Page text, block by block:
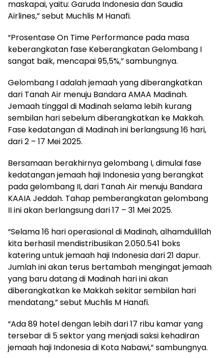
maskapai, yaitu: Garuda Indonesia dan Saudia
Airlines,” sebut Muchlis M Hanafi.
“Prosentase On Time Performance pada masa
keberangkatan fase Keberangkatan Gelombang I
sangat baik, mencapai 95,5%,” sambungnya.
Gelombang I adalah jemaah yang diberangkatkan
dari Tanah Air menuju Bandara AMAA Madinah.
Jemaah tinggal di Madinah selama lebih kurang
sembilan hari sebelum diberangkatkan ke Makkah.
Fase kedatangan di Madinah ini berlangsung 16 hari,
dari 2 – 17 Mei 2025.
Bersamaan berakhirnya gelombang I, dimulai fase
kedatangan jemaah haji Indonesia yang berangkat
pada gelombang II, dari Tanah Air menuju Bandara
KAAIA Jeddah. Tahap pemberangkatan gelombang
II ini akan berlangsung dari 17 – 31 Mei 2025.
“Selama 16 hari operasional di Madinah, alhamdulillah
kita berhasil mendistribusikan 2.050.541 boks
katering untuk jemaah haji Indonesia dari 21 dapur.
Jumlah ini akan terus bertambah mengingat jemaah
yang baru datang di Madinah hari ini akan
diberangkatkan ke Makkah sekitar sembilan hari
mendatang,” sebut Muchlis M Hanafi.
“Ada 89 hotel dengan lebih dari 17 ribu kamar yang
tersebar di 5 sektor yang menjadi saksi kehadiran
jemaah haji Indonesia di Kota Nabawi,” sambungnya.